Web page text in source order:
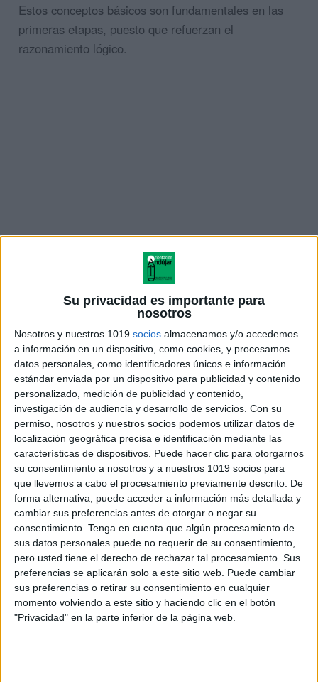
Su privacidad es importante para
nosotros
Nosotros y nuestros 1019 socios almacenamos y/o accedemos
a información en un dispositivo, como cookies, y procesamos
datos personales, como identificadores únicos e información
estándar enviada por un dispositivo para publicidad y contenido
personalizado, medición de publicidad y contenido,
investigación de audiencia y desarrollo de servicios. Con su
permiso, nosotros y nuestros socios podemos utilizar datos de
localización geográfica precisa e identificación mediante las
características de dispositivos. Puede hacer clic para otorgarnos
su consentimiento a nosotros y a nuestros 1019 socios para
que llevemos a cabo el procesamiento previamente descrito. De
forma alternativa, puede acceder a información más detallada y
cambiar sus preferencias antes de otorgar o negar su
consentimiento. Tenga en cuenta que algún procesamiento de
sus datos personales puede no requerir de su consentimiento,
pero usted tiene el derecho de rechazar tal procesamiento. Sus
preferencias se aplicarán solo a este sitio web. Puede cambiar
sus preferencias o retirar su consentimiento en cualquier
momento volviendo a este sitio y haciendo clic en el botón
"Privacidad" en la parte inferior de la página web.
Estos conceptos básicos son fundamentales en las
primeras etapas, puesto que refuerzan el
razonamiento lógico.
?¿Qué necesitamos?
Imprimir, plastificar, velcro de doble cara, pon una
anilla y listo.